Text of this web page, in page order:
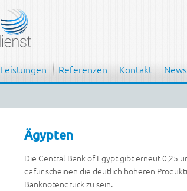
Leistungen Referenzen Kontakt News
Ägypten
Die Central Bank of Egypt gibt erneut 0,25
dafür scheinen die deutlich höheren
Banknotendruck zu sein.